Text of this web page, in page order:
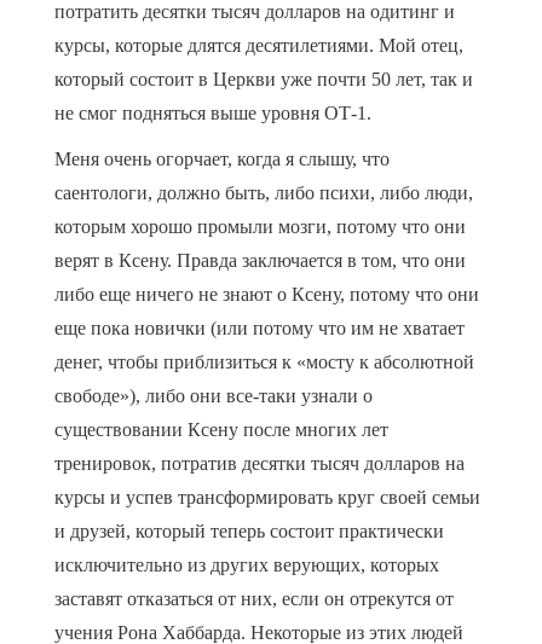
потратить десятки тысяч долларов на одитинг и
курсы, которые длятся десятилетиями. Мой отец,
который состоит в Церкви уже почти 50 лет, так и
не смог подняться выше уровня ОТ-1.
Меня очень огорчает, когда я слышу, что
саентологи, должно быть, либо психи, либо люди,
которым хорошо промыли мозги, потому что они
верят в Ксену. Правда заключается в том, что они
либо еще ничего не знают о Ксену, потому что они
еще пока новички (или потому что им не хватает
денег, чтобы приблизиться к «мосту к абсолютной
свободе»), либо они все-таки узнали о
существовании Ксену после многих лет
тренировок, потратив десятки тысяч долларов на
курсы и успев трансформировать круг своей семьи
и друзей, который теперь состоит практически
исключительно из других верующих, которых
заставят отказаться от них, если он отрекутся от
учения Рона Хаббарда. Некоторые из этих людей